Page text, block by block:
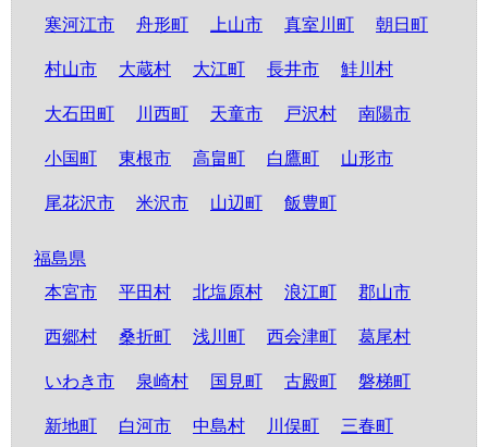
寒河江市 舟形町 上山市 真室川町 朝日町
村山市 大蔵村 大江町 長井市 鮭川村
大石田町 川西町 天童市 戸沢村 南陽市
小国町 東根市 高畠町 白鷹町 山形市
尾花沢市 米沢市 山辺町 飯豊町
福島県
本宮市
平田村 北塩原村 浪江町 郡山市
西郷村 桑折町 浅川町 西会津町 葛尾村
いわき市 泉崎村 国見町 古殿町 磐梯町
新地町 白河市 中島村 川俣町 三春町